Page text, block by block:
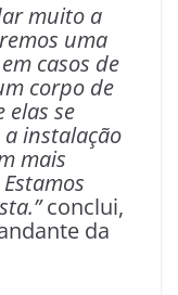
muito a
uma
casos de
corpo de
elas se
a instalação
mais
conclui,
da